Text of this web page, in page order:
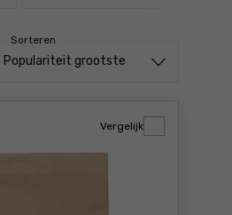
Sorteren
Sorteren uit
Populariteit grootste
Vergelijk